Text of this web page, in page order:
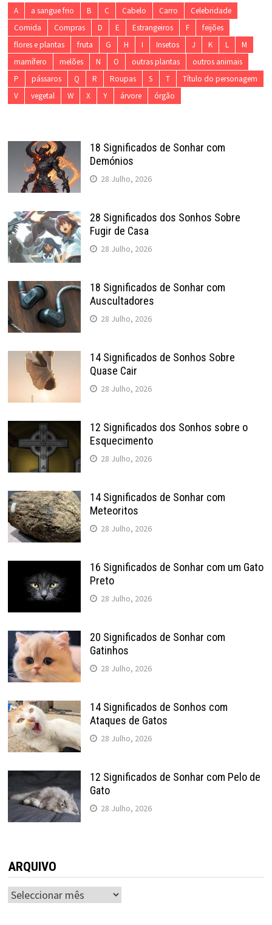
A a sangue frio B C Cabelo Carro
Celebridade
Comida
Compras D E Estrangeiros F
feijões
flores e plantas
fruta G H I Insetos J K L
M
mamífero
melões N O outras plantas
outros animais
P
pássaros Q R Roupas S T
Título do personagem
V
vegetal W X Y árvore órgão
18 Significados de Sonhar com
Demónios
28 Julho, 2026
28 Significados dos Sonhos Sobre
Fugir de Casa
28 Julho, 2026
18 Significados de Sonhar com
Auscultadores
28 Julho, 2026
14 Significados de Sonhos Sobre
Quase Cair
28 Julho, 2026
12 Significados dos Sonhos sobre o
Esquecimento
28 Julho, 2026
14 Significados de Sonhar com
Meteoritos
28 Julho, 2026
16 Significados de Sonhar com um Gato
Preto
28 Julho, 2026
20 Significados de Sonhar com
Gatinhos
28 Julho, 2026
14 Significados de Sonhos com
Ataques de Gatos
28 Julho, 2026
12 Significados de Sonhar com Pelo de
Gato
28 Julho, 2026
ARQUIVO
ARQUIVO